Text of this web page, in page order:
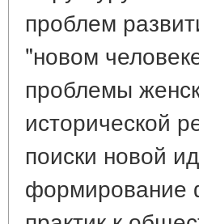
проблем
"новом
проблемы
исторической
поиски новой
формирование